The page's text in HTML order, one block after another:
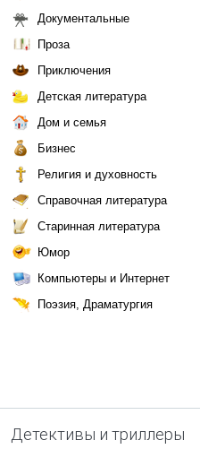
Документальные
Проза
Приключения
Детская литература
Дом и семья
Бизнес
Религия и духовность
Справочная литература
Старинная литература
Юмор
Компьютеры и Интернет
Поэзия, Драматургия
Детективы и триллеры